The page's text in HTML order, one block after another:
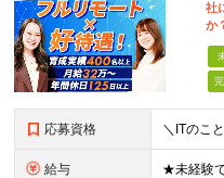
社
か
応募資格
給与